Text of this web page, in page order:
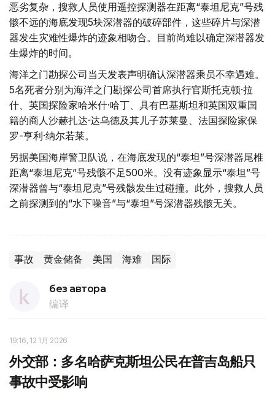
恶劣复杂，搜救人员使用遥控探测器在距离“泰坦尼克”号残
骸不远的海底发现5块深潜器的破碎部件，这些碎片与深潜
器发生灾难性爆炸的迹象相吻合。目前尚难以确定深潜器发
生爆炸的时间。
海洋之门勘探公司当天发表声明确认深潜器乘员不幸遇难。
5名死者分别为海洋之门勘探公司首席执行官斯托克顿·拉
什、英国探险家哈米什·哈丁、具有巴基斯坦和英国双重国
籍的商人沙赫扎达·达乌德及其儿子苏莱曼、法国探险家保
罗-亨利·纳尔若莱。
另据美国海岸警卫队说，在海底发现的“泰坦”号深潜器尾椎
距离“泰坦尼克”号残骸不足500米。没有迹象显示“泰坦”号
深潜器曾与“泰坦尼克”号残骸发生过碰撞。此外，搜救人员
之前探测到的“水下噪音”与“泰坦”号深潜器残骸无关。
事故 黄金储备 美国 海难 国际
без автора
编译
19:16, 12 1月 2026
外交部：多名哈萨克斯坦公民在普吉岛船只
事故中受影响